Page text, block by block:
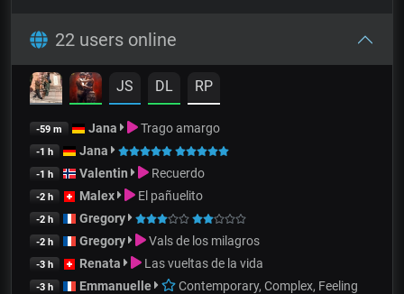
22 users online
JS DL RP
-59 m Jana Trago amargo
-1 h Jana
-1 h Valentin Recuerdo
-2 h Malex El pañuelito
-2 h Gregory
-2 h Gregory Vals de los milagros
-3 h Renata Las vueltas de la vida
-3 h Emmanuelle Contemporary, Complex, Feeling